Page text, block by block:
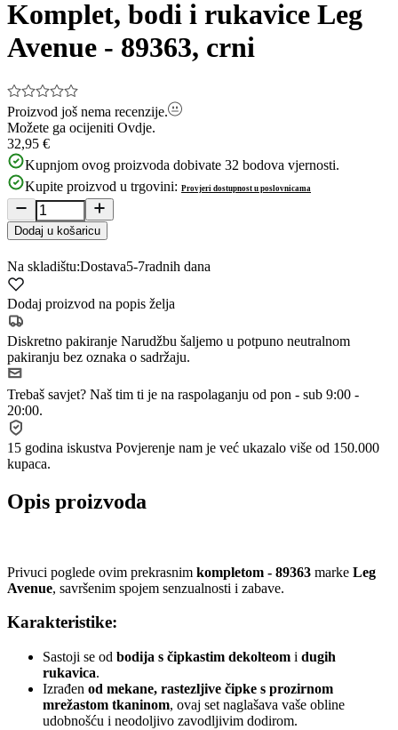
Komplet, bodi i rukavice Leg
Avenue - 89363, crni
Proizvod još nema recenzije.
Možete ga ocijeniti Ovdje.
32,95 €
Kupnjom ovog proizvoda dobivate 32 bodova vjernosti.
Kupite proizvod u trgovini: Provjeri dostupnost u poslovnicama
Dodaj u košaricu
Na skladištu:Dostava5-7radnih dana
Dodaj proizvod na popis želja
Diskretno pakiranje Narudžbu šaljemo u potpuno neutralnom
pakiranju bez oznaka o sadržaju.
Trebaš savjet? Naš tim ti je na raspolaganju od pon - sub 9:00 -
20:00.
15 godina iskustva Povjerenje nam je već ukazalo više od 150.000
kupaca.
Opis proizvoda
Privuci poglede ovim prekrasnim kompletom - 89363 marke Leg
Avenue, savršenim spojem senzualnosti i zabave.
Karakteristike:
Sastoji se od bodija s čipkastim dekolteom i dugih
rukavica.
Izrađen od mekane, rastezljive čipke s prozirnom
mrežastom tkaninom, ovaj set naglašava vaše obline
udobnošću i neodoljivo zavodljivim dodirom.